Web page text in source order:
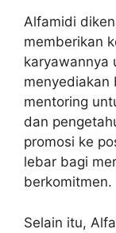
Alfamidi
memberikan
karyawannya
menyediakan
mentoring
dan
promosi ke
lebar bagi
berkomitmen.
Selain itu,